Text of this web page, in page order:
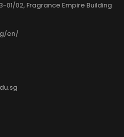
01/02, Fragrance Empire Building
en/